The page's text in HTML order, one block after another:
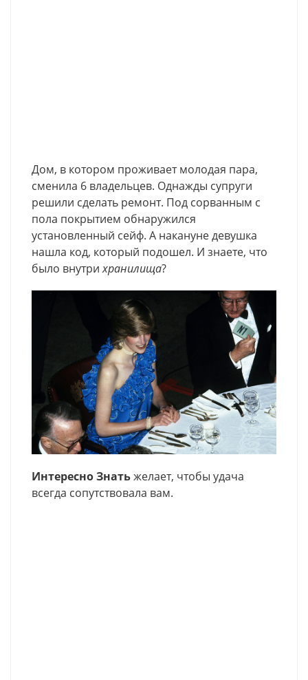
Дом, в котором проживает молодая пара,
сменила 6 владельцев. Однажды супруги
решили сделать ремонт. Под сорванным с
пола покрытием обнаружился
установленный сейф. А накануне девушка
нашла код, который подошел. И знаете, что
было внутрихранилища?
Интересно Знатьжелает, чтобы удача
всегда сопутствовала вам.